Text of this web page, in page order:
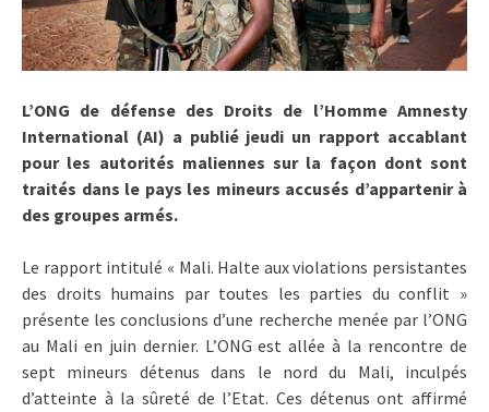
L’ONG de défense des Droits de l’Homme Amnesty
International (AI) a publié jeudi un rapport accablant
pour les autorités maliennes sur la façon dont sont
traités dans le pays les mineurs accusés d’appartenir à
des groupes armés.
Le rapport intitulé « Mali. Halte aux violations persistantes
des droits humains par toutes les parties du conflit »
présente les conclusions d’une recherche menée par l’ONG
au Mali en juin dernier. L’ONG est allée à la rencontre de
sept mineurs détenus dans le nord du Mali, inculpés
d’atteinte à la sûreté de l’Etat. Ces détenus ont affirmé